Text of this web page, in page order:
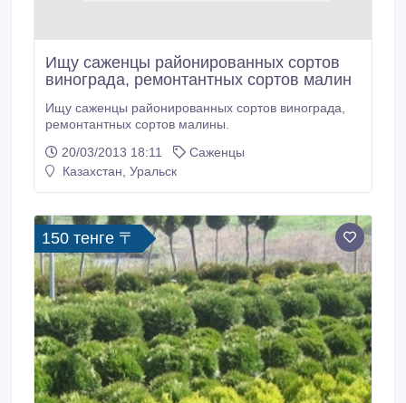
Ищу саженцы районированных сортов
винограда, ремонтантных сортов малин
Ищу саженцы районированных сортов винограда,
ремонтантных сортов малины.
20/03/2013 18:11
Саженцы
Казахстан, Уральск
150 тенге 〒